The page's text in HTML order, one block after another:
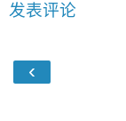
发表评论
‹